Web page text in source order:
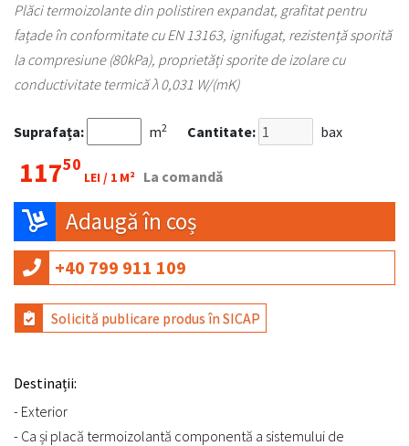
Plăci termoizolante din polistiren expandat, grafitat pentru
fațade în conformitate cu EN 13163, ignifugat, rezistență sporită
la compresiune (80kPa), proprietăți sporite de izolare cu
conductivitate termică λ 0,031 W/(mK)
Suprafața: m2 Cantitate: bax
11750
LEI / 1 M² La comandă
Adaugă în coș
+40 799 911 109
Solicită publicare produs în SICAP
Destinații:
- Exterior
- Ca și placă termoizolantă componentă a sistemului de